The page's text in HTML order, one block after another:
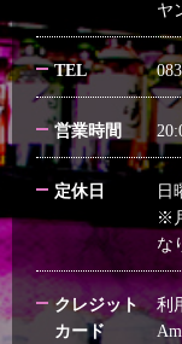
ヤ
TEL
営業時間
定休日
日
※
な
クレジット
カード
利